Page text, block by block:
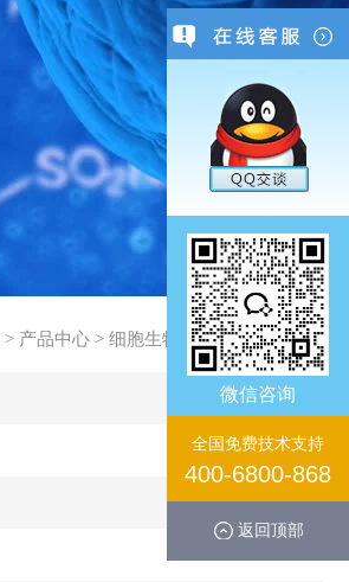
> 产品中心 > 细胞生物学产品>重组蛋白
微信咨询
全国免费技术支持
400-6800-868
返回顶部